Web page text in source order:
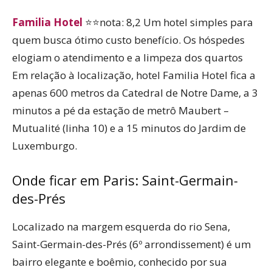
Familia Hotel ⭐⭐nota: 8,2 Um hotel simples para
quem busca ótimo custo benefício. Os hóspedes
elogiam o atendimento e a limpeza dos quartos
Em relação à localização, hotel Familia Hotel fica a
apenas 600 metros da Catedral de Notre Dame, a 3
minutos a pé da estação de metrô Maubert –
Mutualité (linha 10) e a 15 minutos do Jardim de
Luxemburgo.
Onde ficar em Paris: Saint-Germain-
des-Prés
Localizado na margem esquerda do rio Sena,
Saint-Germain-des-Prés (6º arrondissement) é um
bairro elegante e boêmio, conhecido por sua